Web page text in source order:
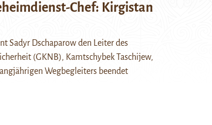
Chef: Kirgistan
Sadyr Dschaparow den Leiter des
(GKNB), Kamtschybek Taschijew,
Wegbegleiters beendet